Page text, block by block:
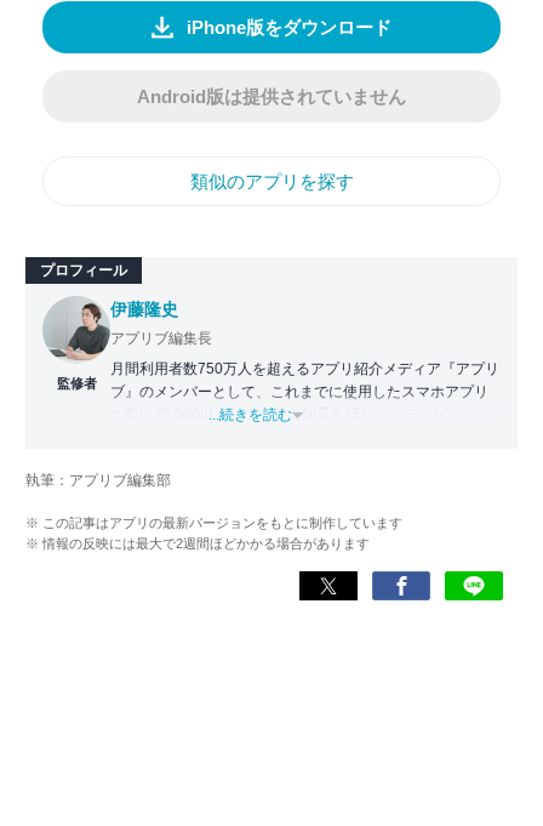
iPhone版をダウンロード
Android版は提供されていません
類似のアプリを探す
プロフィール
監修者
伊藤隆史
アプリブ編集長
月間利用者数750万人を超えるアプリ紹介メディア『アプリ
ブ』のメンバーとして、これまでに使用したスマホアプリ
の数は25,000以上。アプリの知見を活かし、テレビ・
化アプリの紹介）、TBS『サタプラ』（スマホライフが変
スマホアプリ）他
...続きを読む
執筆：アプリブ編集部
※ この記事はアプリの最新バージョンをもとに制作しています
※ 情報の反映には最大で2週間ほどかかる場合があります